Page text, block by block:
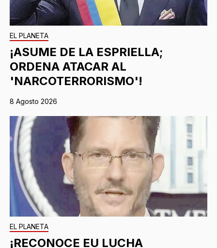
EL PLANETA
¡ASUME DE LA ESPRIELLA;
ORDENA ATACAR AL
'NARCOTERRORISMO'!
8 Agosto 2026
EL PLANETA
¡RECONOCE EU LUCHA